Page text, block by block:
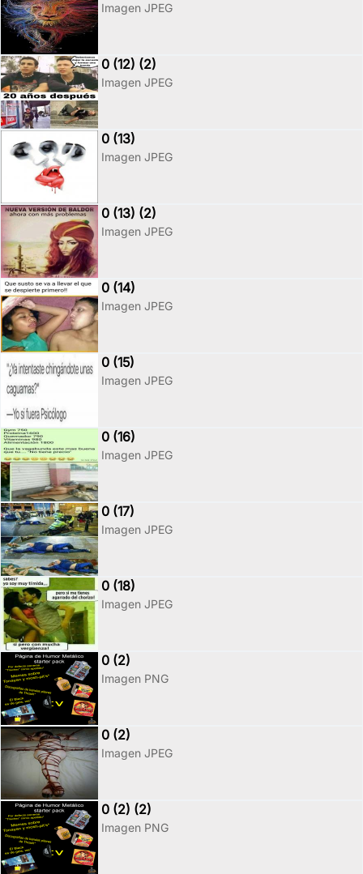
Imagen JPEG
0 (12) (2)
Imagen JPEG
0 (13)
Imagen JPEG
0 (13) (2)
Imagen JPEG
0 (14)
Imagen JPEG
0 (15)
Imagen JPEG
0 (16)
Imagen JPEG
0 (17)
Imagen JPEG
0 (18)
Imagen JPEG
0 (2)
Imagen PNG
0 (2)
Imagen JPEG
0 (2) (2)
Imagen PNG